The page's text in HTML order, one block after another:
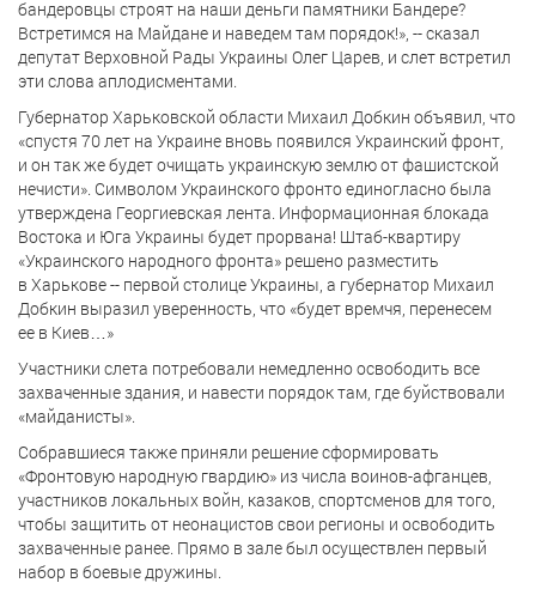
бандеровцы строят на наши деньги памятники Бандере?
Встретимся на Майдане и наведем там порядок!», -- сказал
депутат Верховной Рады Украины Олег Царев, и слет встретил
эти слова аплодисментами.
Губернатор Харьковской области Михаил Добкин объявил, что
«спустя 70 лет на Украине вновь появился Украинский фронт,
и он так же будет очищать украинскую землю от фашистской
нечисти». Символом Украинского фронто единогласно была
утверждена Георгиевская лента. Информационная блокада
Востока и Юга Украины будет прорвана! Штаб-квартиру
«Украинского народного фронта» решено разместить
в Харькове -- первой столице Украины, а губернатор Михаил
Добкин выразил уверенность, что «будет времчя, перенесем
ее в Киев…»
Участники слета потребовали немедленно освободить все
захваченные здания, и навести порядок там, где буйствовали
«майданисты».
Собравшиеся также приняли решение сформировать
«Фронтовую народную гвардию» из числа воинов-афганцев,
участников локальных войн, казаков, спортсменов для того,
чтобы защитить от неонацистов свои регионы и освободить
захваченные ранее. Прямо в зале был осуществлен первый
набор в боевые дружины.